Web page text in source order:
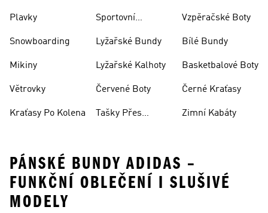
Plavky
Snowboarding
Mikiny
Větrovky
Kraťasy Po Kolena
Sportovní
Lyžařské Bundy
Lyžařské Kalhoty
Červené Boty
Tašky Přes
Vzpěračské Boty
Bílé Bundy
Basketbalové Boty
Černé Kraťasy
Zimní Kabáty
PÁNSKÉ BUNDY ADIDAS –
FUNKČNÍ OBLEČENÍ I SLUŠIVÉ
MODELY